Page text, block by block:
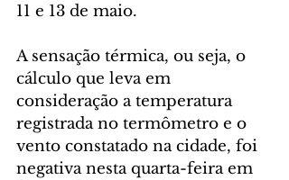
11 e 13 de maio.
A sensação térmica, ou seja, o
cálculo que leva em
consideração a temperatura
registrada no termômetro e o
vento constatado na cidade, foi
negativa nesta quarta-feira em